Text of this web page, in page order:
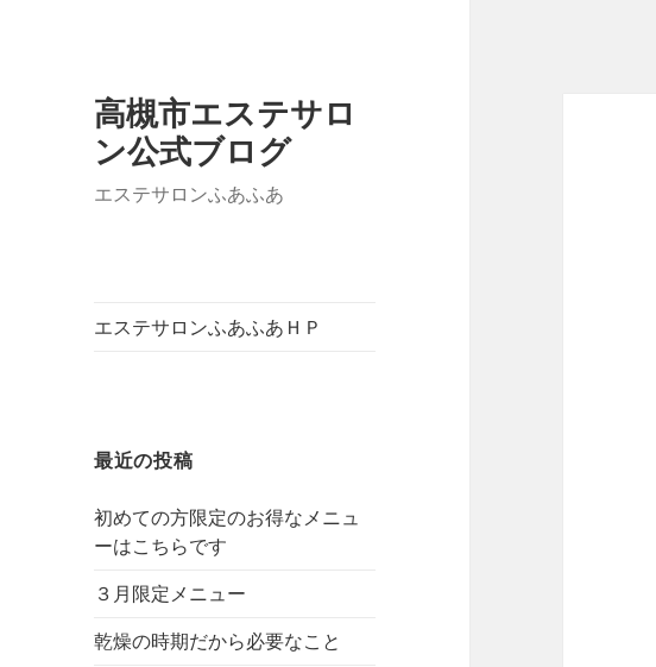
高槻市エステサロ
ン公式ブログ
エステサロンふあふあ
エステサロンふあふあＨＰ
最近の投稿
初めての方限定のお得なメニュ
ーはこちらです
３月限定メニュー
乾燥の時期だから必要なこと